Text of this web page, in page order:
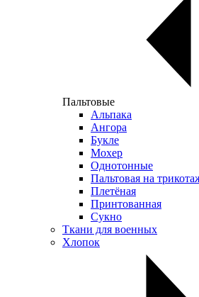
Пальтовые
Альпака
Ангора
Букле
Мохер
Однотонные
Пальтовая на
Плетёная
Принтованная
Сукно
Ткани для военных
Хлопок